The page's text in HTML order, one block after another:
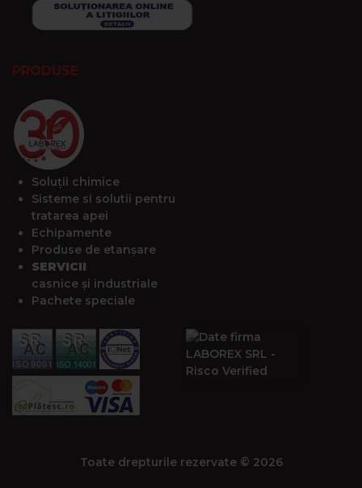
PRODUSE
Soluții chimice
Sisteme si solutii pentru
tratarea apei
Echipamente
Produse de etanșare
SERVICII
casnice și industriale
Pachete speciale
Toate drepturile rezervate © 2026